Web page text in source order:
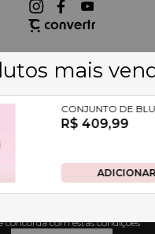
concorda com estas condições